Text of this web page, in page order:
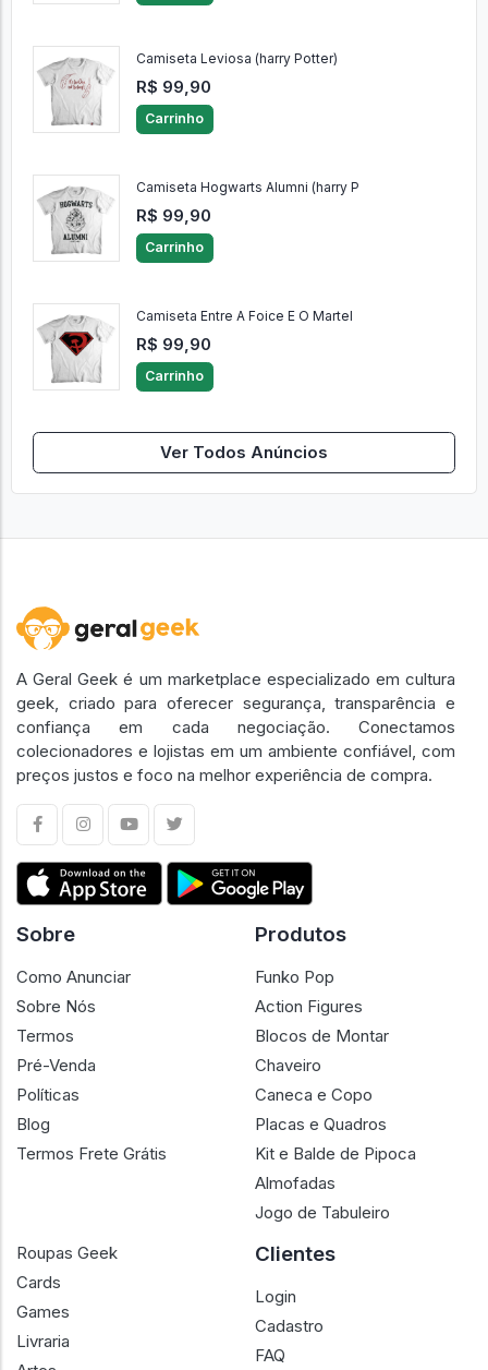
Camiseta Leviosa (harry Potter)
R$ 99,90
Carrinho
Camiseta Hogwarts Alumni (harry P
R$ 99,90
Carrinho
Camiseta Entre A Foice E O Martel
R$ 99,90
Carrinho
Ver Todos Anúncios
A Geral Geek é um marketplace especializado em cultura
geek, criado para oferecer segurança, transparência e
confiança em cada negociação. Conectamos
colecionadores e lojistas em um ambiente confiável, com
preços justos e foco na melhor experiência de compra.
Sobre
Como Anunciar
Sobre Nós
Termos
Pré-Venda
Políticas
Blog
Termos Frete Grátis
Produtos
Funko Pop
Action Figures
Blocos de Montar
Chaveiro
Caneca e Copo
Placas e Quadros
Kit e Balde de Pipoca
Almofadas
Jogo de Tabuleiro
Roupas Geek
Cards
Games
Livraria
Clientes
Login
Cadastro
FAQ